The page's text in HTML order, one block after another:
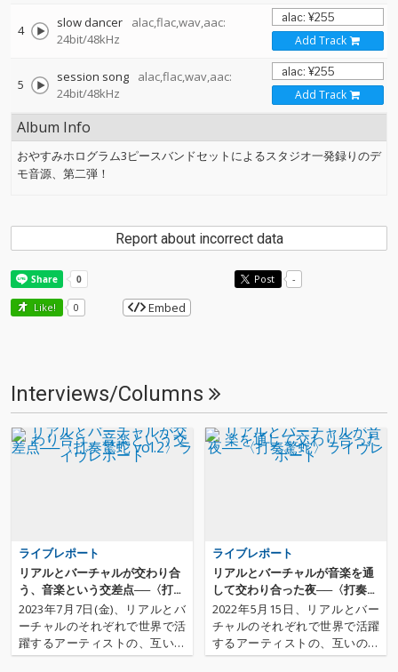
4 slow dancer
alac,flac,wav,aac:
24bit/48kHz
Add Track
5 session song
alac,flac,wav,aac:
24bit/48kHz
Add Track
Album Info
おやすみホログラム3ピースバンドセットによるスタジオ一発録りのデ
モ音源、第二弾！
Report about incorrect data
Post -
Like! 0 Embed
Interviews/Columns
ライブレポート
リアルとバーチャルが交わり合
う、音楽という交差点──〈打奏
驚蛇 vol.2〉ライヴレポート
2023年7月7日(金)、リアルとバ
ーチャルのそれぞれで世界で活
躍するアーティストの、互いの
カルチャーが混じり合うライブ
ライブレポート
リアルとバーチャルが音楽を通
して交わり合った夜──〈打奏驚
蛇〉ライヴレポート
2022年5月15日、リアルとバー
チャルのそれぞれで世界で活躍
するアーティストの、互いのカ
ルチャーが混じり合うライブイ